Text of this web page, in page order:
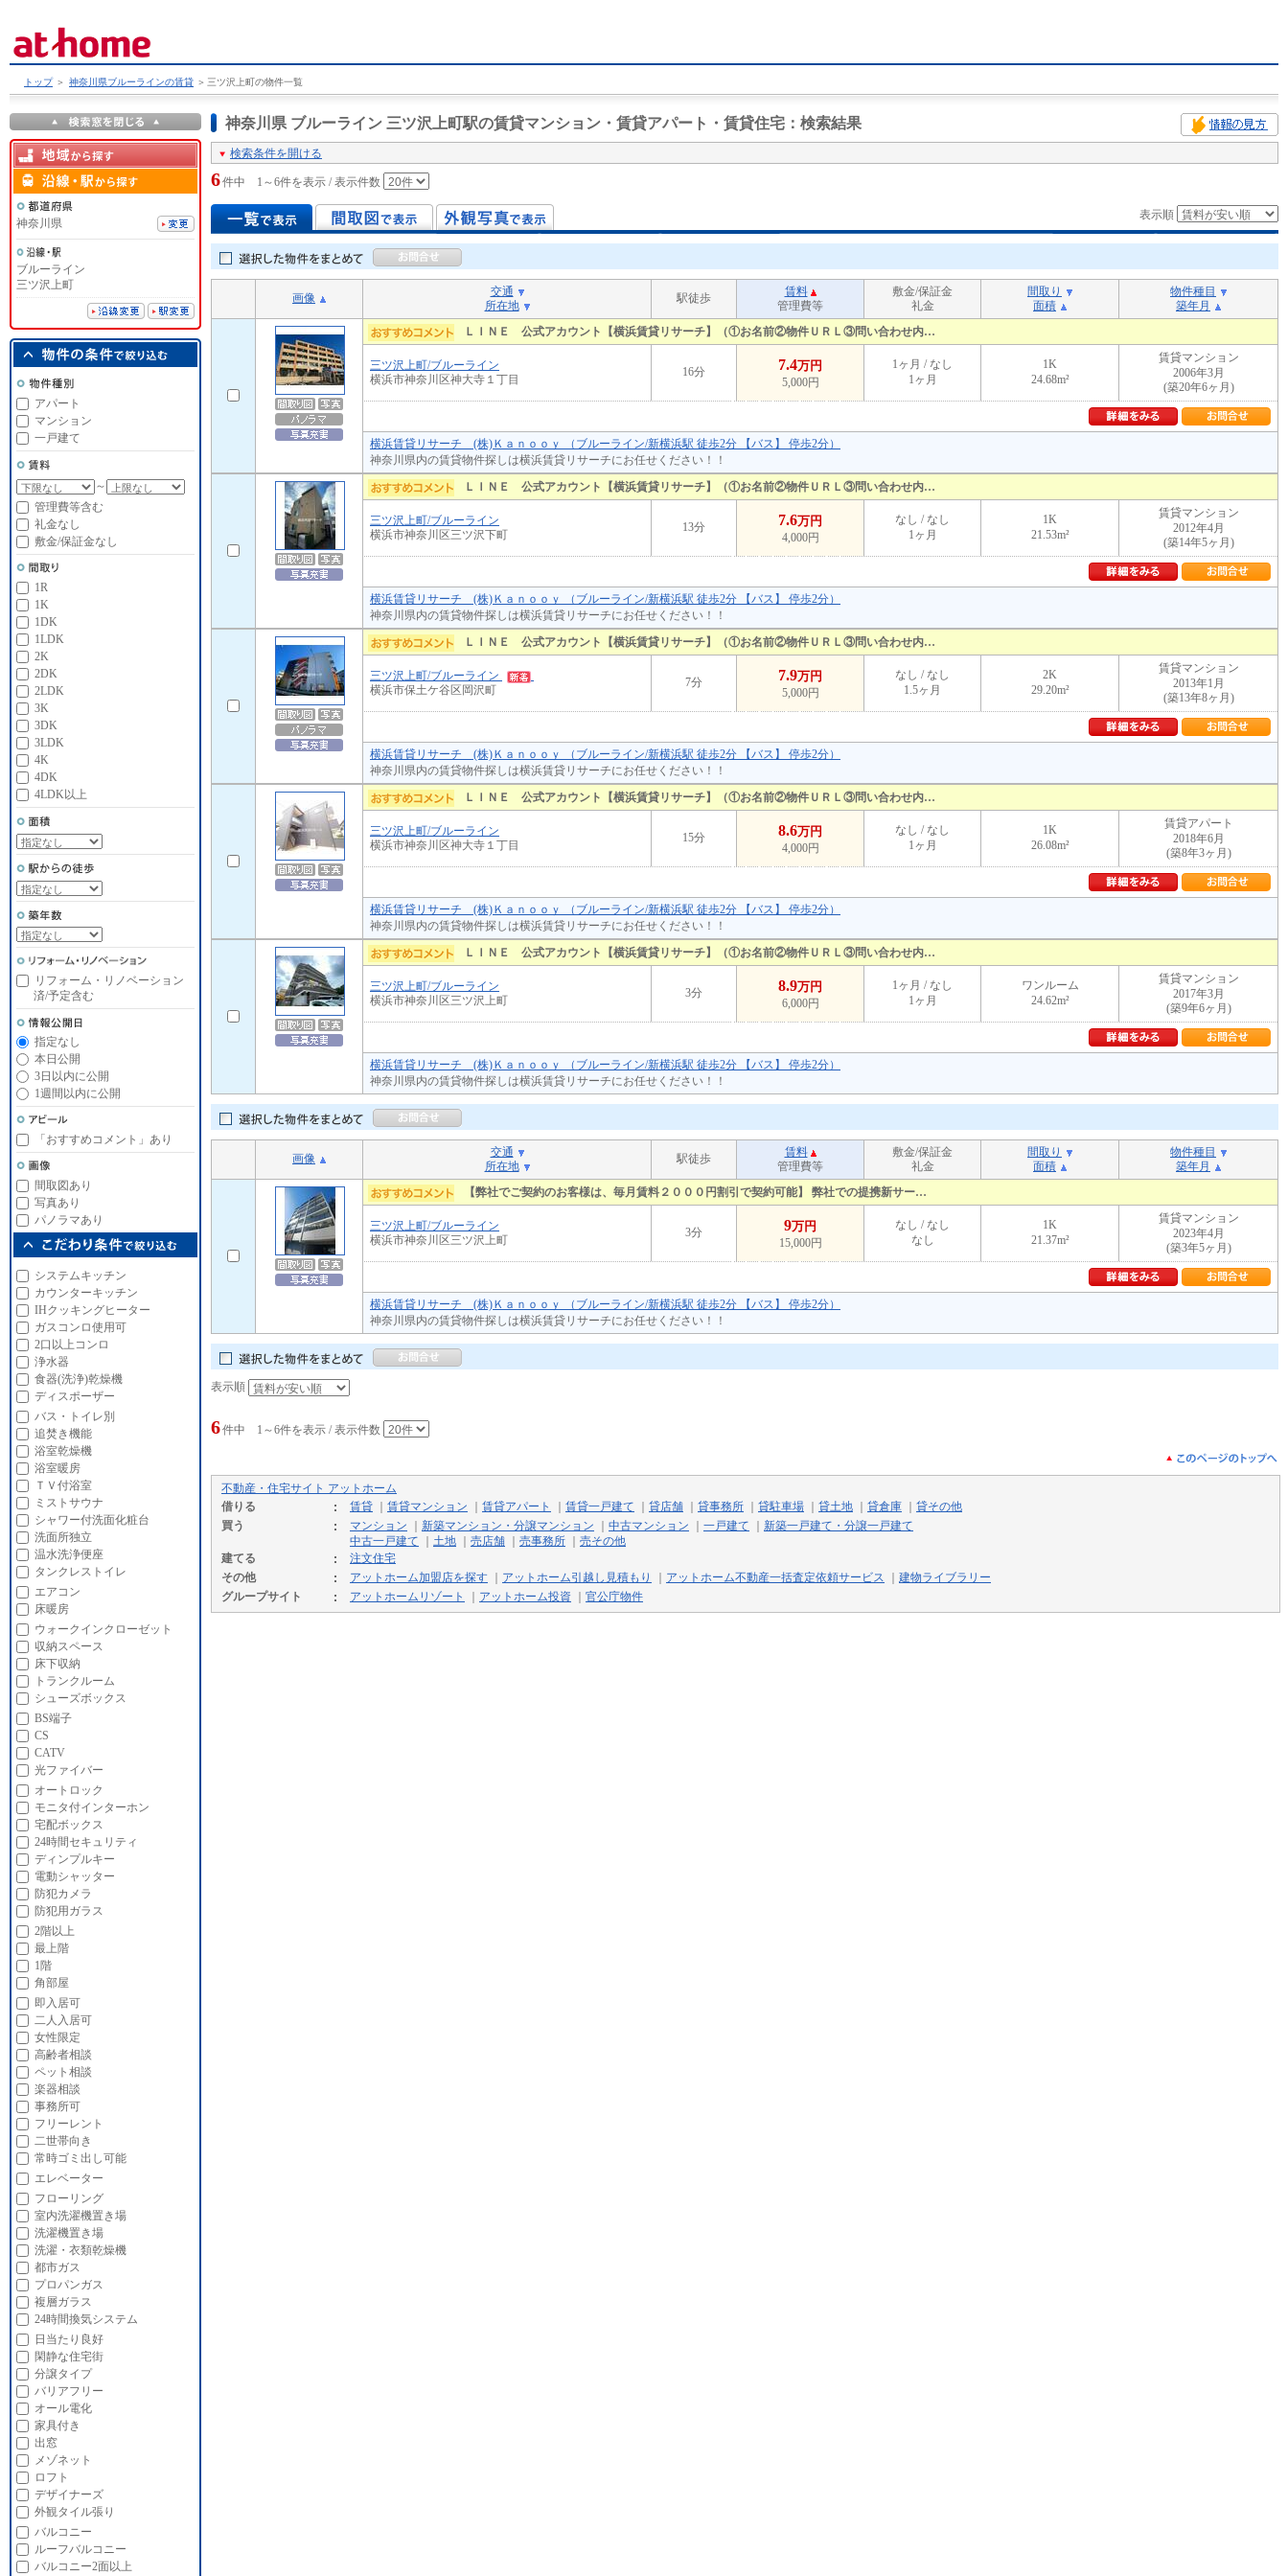
トップ ＞ 神奈川県ブルーラインの賃貸 ＞ 三ツ沢上町の物件一覧
神奈川県 ブルーライン 三ツ沢上町駅の賃貸マンション・賃貸アパート・賃貸住宅 ：検索結果
検索条件を開ける
6件中 1～6件を表示 / 表示件数
表示順
画像
交通
所在地
駅徒歩
賃料
管理費等
敷金/保証金
礼金
間取り
面積
物件種目
築年月
ＬＩＮＥ 公式アカウント【横浜賃貸リサーチ】（①お名前②物件ＵＲＬ③問い合わせ内…
三ツ沢上町/ブルーライン
横浜市神奈川区神大寺１丁目
16分 7.4万円
5,000円
1ヶ月 / なし
1ヶ月
1K
24.68m²
賃貸マンション
2006年3月
(築20年6ヶ月)
横浜賃貸リサーチ (株)Ｋａｎｏｏｙ （ブルーライン/新横浜駅 徒歩2分 【バス】 停歩2分）
神奈川県内の賃貸物件探しは横浜賃貸リサーチにお任せください！！
ＬＩＮＥ 公式アカウント【横浜賃貸リサーチ】（①お名前②物件ＵＲＬ③問い合わせ内…
三ツ沢上町/ブルーライン
横浜市神奈川区三ツ沢下町
13分 7.6万円
4,000円
なし / なし
1ヶ月
1K
21.53m²
賃貸マンション
2012年4月
(築14年5ヶ月)
横浜賃貸リサーチ (株)Ｋａｎｏｏｙ （ブルーライン/新横浜駅 徒歩2分 【バス】 停歩2分）
神奈川県内の賃貸物件探しは横浜賃貸リサーチにお任せください！！
ＬＩＮＥ 公式アカウント【横浜賃貸リサーチ】（①お名前②物件ＵＲＬ③問い合わせ内…
三ツ沢上町/ブルーライン
横浜市保土ケ谷区岡沢町
7分 7.9万円
5,000円
なし / なし
1.5ヶ月
2K
29.20m²
賃貸マンション
2013年1月
(築13年8ヶ月)
横浜賃貸リサーチ (株)Ｋａｎｏｏｙ （ブルーライン/新横浜駅 徒歩2分 【バス】 停歩2分）
神奈川県内の賃貸物件探しは横浜賃貸リサーチにお任せください！！
ＬＩＮＥ 公式アカウント【横浜賃貸リサーチ】（①お名前②物件ＵＲＬ③問い合わせ内…
三ツ沢上町/ブルーライン
横浜市神奈川区神大寺１丁目
15分 8.6万円
4,000円
なし / なし
1ヶ月
1K
26.08m²
賃貸アパート
2018年6月
(築8年3ヶ月)
横浜賃貸リサーチ (株)Ｋａｎｏｏｙ （ブルーライン/新横浜駅 徒歩2分 【バス】 停歩2分）
神奈川県内の賃貸物件探しは横浜賃貸リサーチにお任せください！！
ＬＩＮＥ 公式アカウント【横浜賃貸リサーチ】（①お名前②物件ＵＲＬ③問い合わせ内…
三ツ沢上町/ブルーライン
横浜市神奈川区三ツ沢上町
3分 8.9万円
6,000円
1ヶ月 / なし
1ヶ月
ワンルーム
24.62m²
賃貸マンション
2017年3月
(築9年6ヶ月)
横浜賃貸リサーチ (株)Ｋａｎｏｏｙ （ブルーライン/新横浜駅 徒歩2分 【バス】 停歩2分）
神奈川県内の賃貸物件探しは横浜賃貸リサーチにお任せください！！
画像
交通
所在地
駅徒歩
賃料
管理費等
敷金/保証金
礼金
間取り
面積
物件種目
築年月
【弊社でご契約のお客様は、毎月賃料２０００円割引で契約可能】 弊社での提携新サー…
三ツ沢上町/ブルーライン
横浜市神奈川区三ツ沢上町
3分 9万円
15,000円
なし / なし
なし
1K
21.37m²
賃貸マンション
2023年4月
(築3年5ヶ月)
横浜賃貸リサーチ (株)Ｋａｎｏｏｙ （ブルーライン/新横浜駅 徒歩2分 【バス】 停歩2分）
神奈川県内の賃貸物件探しは横浜賃貸リサーチにお任せください！！
表示順
6件中 1～6件を表示 / 表示件数
不動産・住宅サイト アットホーム
借りる
賃貸 賃貸マンション 賃貸アパート 賃貸一戸建て 貸店舗 貸事務所 貸駐車場 貸土地 貸倉庫
貸その他
買う
マンション 新築マンション・分譲マンション 中古マンション 一戸建て
新築一戸建て・分譲一戸建て
中古一戸建て
土地 売店舗 売事務所
売その他
建てる
注文住宅
その他
アットホーム加盟店を探す アットホーム引越し見積もり アットホーム不動産一括査定依頼サービス
建物ライブラリー
グループサイト
アットホームリゾート アットホーム投資 官公庁物件
神奈川県
ブルーライン
三ツ沢上町
アパート
マンション
一戸建て
～
管理費等含む
礼金なし
敷金/保証金なし
1R
1K
1DK
1LDK
2K
2DK
2LDK
3K
3DK
3LDK
4K
4DK
4LDK以上
リフォーム・リノベーション
済/予定含む
指定なし
本日公開
3日以内に公開
1週間以内に公開
「おすすめコメント」あり
間取図あり
写真あり
パノラマあり
システムキッチン
カウンターキッチン
IHクッキングヒーター
ガスコンロ使用可
2口以上コンロ
浄水器
食器(洗浄)乾燥機
ディスポーザー
バス・トイレ別
追焚き機能
浴室乾燥機
浴室暖房
ＴＶ付浴室
ミストサウナ
シャワー付洗面化粧台
洗面所独立
温水洗浄便座
タンクレストイレ
エアコン
床暖房
ウォークインクローゼット
収納スペース
床下収納
トランクルーム
シューズボックス
BS端子
CS
CATV
光ファイバー
オートロック
モニタ付インターホン
宅配ボックス
24時間セキュリティ
ディンプルキー
電動シャッター
防犯カメラ
防犯用ガラス
2階以上
最上階
1階
角部屋
即入居可
二人入居可
女性限定
高齢者相談
ペット相談
楽器相談
事務所可
フリーレント
二世帯向き
常時ゴミ出し可能
エレベーター
フローリング
室内洗濯機置き場
洗濯機置き場
洗濯・衣類乾燥機
都市ガス
プロパンガス
複層ガラス
24時間換気システム
日当たり良好
閑静な住宅街
分譲タイプ
バリアフリー
オール電化
家具付き
出窓
メゾネット
ロフト
デザイナーズ
外観タイル張り
バルコニー
ルーフバルコニー
バルコニー2面以上